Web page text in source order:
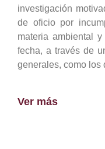
investigación
de oficio por
materia ambiental
fecha, a través de
generales, como los
Ver más